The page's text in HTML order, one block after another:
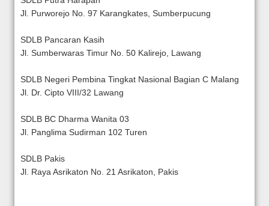
Jl. Purworejo No. 97 Karangkates, Sumberpucung
SDLB Pancaran Kasih
Jl. Sumberwaras Timur No. 50 Kalirejo, Lawang
SDLB Negeri Pembina Tingkat Nasional Bagian C Malang
Jl. Dr. Cipto VIII/32 Lawang
SDLB BC Dharma Wanita 03
Jl. Panglima Sudirman 102 Turen
SDLB Pakis
Jl. Raya Asrikaton No. 21 Asrikaton, Pakis